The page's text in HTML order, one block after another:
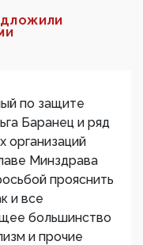
по защите
Баранец и ряд
организаций
Минздрава
прояснить
и все
большинство
и прочие